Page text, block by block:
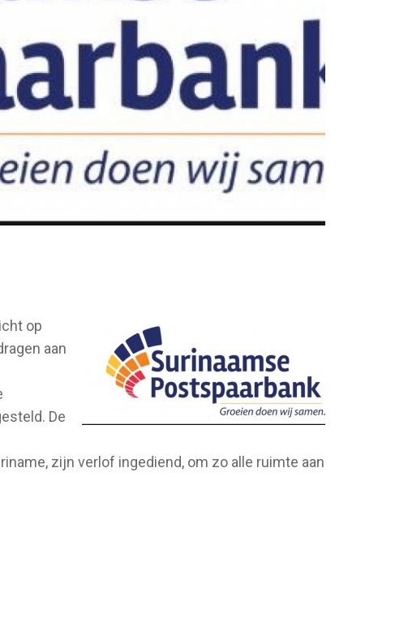
op
aan
De
zijn verlof ingediend, om zo alle ruimte aan